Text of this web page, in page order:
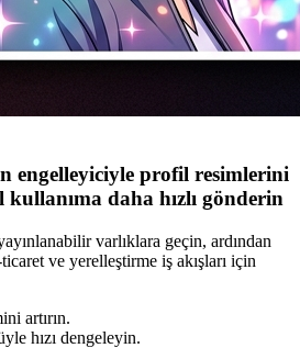
engelleyiciyle profil resimlerini
kullanıma daha hızlı gönderin
varlıklara geçin, ardından
ve yerelleştirme iş akışları için
artırın.
hızı dengeleyin.